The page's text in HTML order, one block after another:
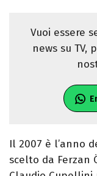
Vuoi essere
news su TV,
Il 2007 è l’anno
scelto da Ferzan